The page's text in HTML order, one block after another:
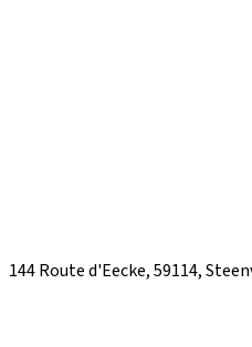
144 Route d'Eecke, 59114,